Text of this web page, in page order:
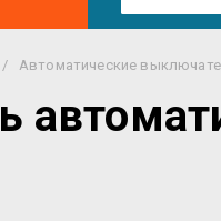
/ Автоматические